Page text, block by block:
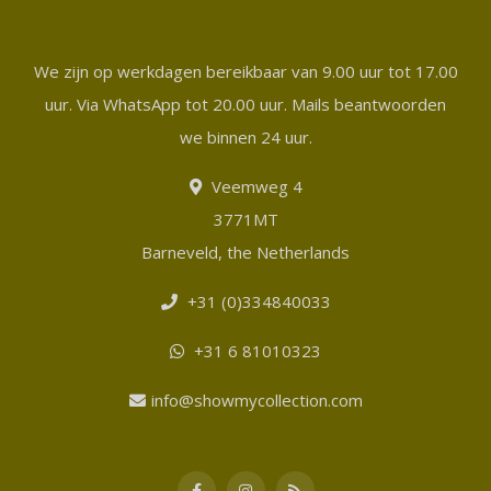
We zijn op werkdagen bereikbaar van 9.00 uur tot 17.00
uur. Via WhatsApp tot 20.00 uur. Mails beantwoorden
we binnen 24 uur.
Veemweg 4
3771MT
Barneveld, the Netherlands
+31 (0)334840033
+31 6 81010323
info@showmycollection.com